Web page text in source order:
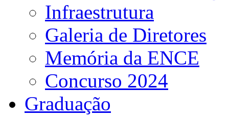
Infraestrutura
Galeria de Diretores
Memória da ENCE
Concurso 2024
Graduação